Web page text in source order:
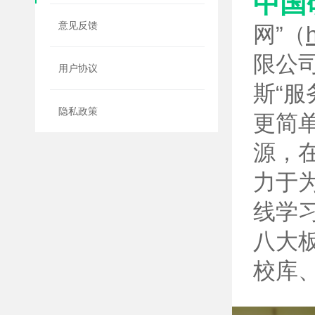
意见反馈
用户协议
隐私政策
网”（
限公
斯“
更简
源，
力于
线学
八大
校库